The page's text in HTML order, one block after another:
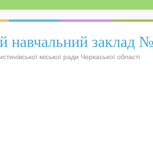
навчальний заклад
міської ради Черкаської області